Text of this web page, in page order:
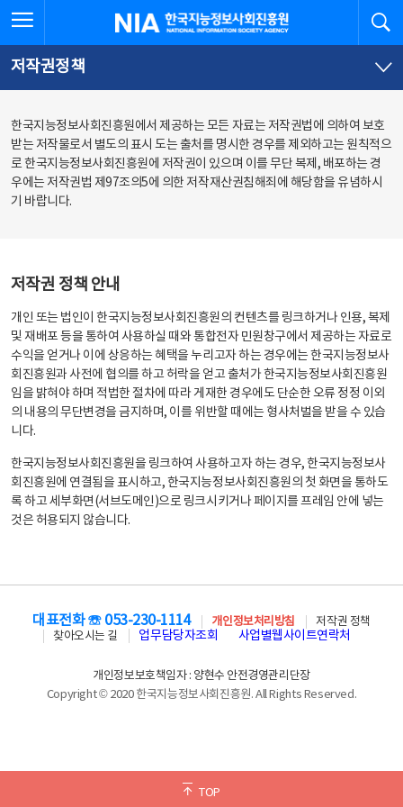
문
로
가
체
뉴
바
가
한국지능정보사회진흥원
저작권정책
한국지능정보사회진흥원에서 제공하는 모든 자료는 저작권법에 의하여 보호
받는 저작물로서 별도의 표시 도는 출처를 명시한 경우를 제외하고는 원칙적으
로 한국지능정보사회진흥원에 저작권이 있으며 이를 무단 복제, 배포하는 경
우에는 저작권법 제97조의5에 의한 저작재산권침해죄에 해당함을 유념하시
기 바랍니다.
저작권 정책 안내
개인 또는 법인이 한국지능정보사회진흥원의 컨텐츠를 링크하거나 인용, 복제
및 재배포 등을 통하여 사용하실 때와 통합전자 민원창구에서 제공하는 자료로
수익을 얻거나 이에 상응하는 혜택을 누리고자 하는 경우에는 한국지능정보사
회진흥원과 사전에 협의를 하고 허락을 얻고 출처가 한국지능정보사회진흥원
임을 밝혀야 하며 적법한 절차에 따라 게재한 경우에도 단순한 오류 정정 이외
의 내용의 무단변경을 금지하며, 이를 위반할 때에는 형사처벌을 받을 수 있습
니다.
한국지능정보사회진흥원을 링크하여 사용하고자 하는 경우, 한국지능정보사
회진흥원에 연결됨을 표시하고, 한국지능정보사회진흥원의 첫 화면을 통하도
록 하고 세부화면(서브도메인)으로 링크시키거나 페이지를 프레임 안에 넣는
것은 허용되지 않습니다.
TOP
대표전화 ☏ 053-230-1114 개인정보처리방침
저작권 정책
찾아오시는 길
업무담당자조회 사업별웹사이트연락처
개인정보보호책임자 : 양현수 안전경영관리단장
Copyright © 2020 한국지능정보사회진흥원. All Rights Reserved.